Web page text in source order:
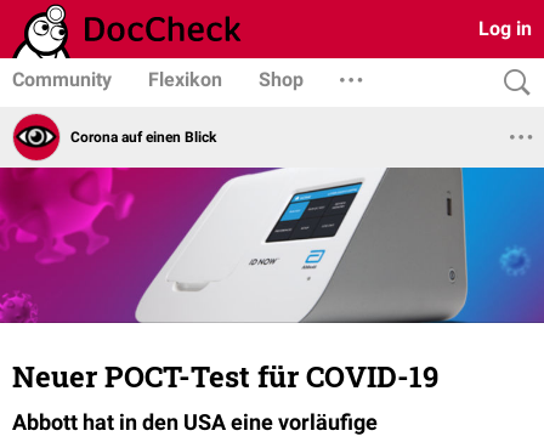
Log in
Community Flexikon Shop
Corona auf einen Blick
Neuer POCT-Test für COVID-19
Abbott hat in den USA eine vorläufige